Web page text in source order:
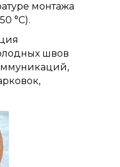
монтажа
°C).
швов